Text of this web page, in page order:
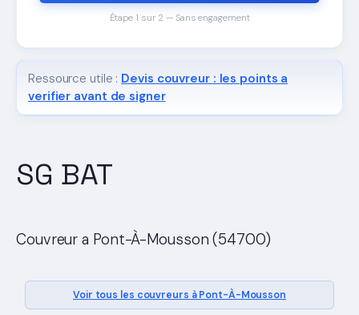
SG BAT
Couvreur a Pont-À-Mousson (54700)
Voir tous les couvreurs à Pont-À-Mousson
Étape 1 sur 2 — Sans engagement
Ressource utile : Devis couvreur : les points a
verifier avant de signer